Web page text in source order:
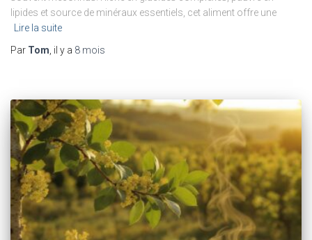
lipides et source de minéraux essentiels, cet aliment offre une
Lire la suite
Par Tom , il y a 8 mois